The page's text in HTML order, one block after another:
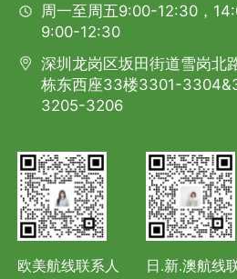
周一至周五9:00-12:30，
9:00-12:30
深圳龙岗区坂田街道雪岗北
栋东西座33楼3301-
3205-3206
欧美航线联系人
日.新.澳航线